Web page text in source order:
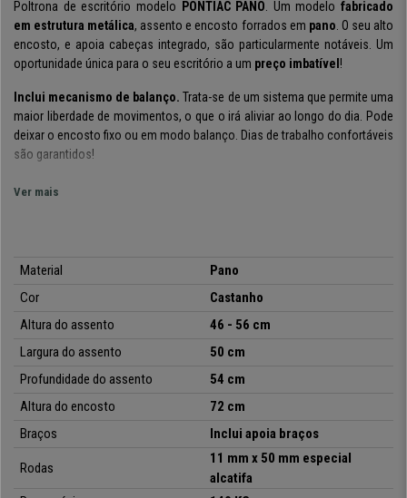
Poltrona de escritório modelo PONTIAC PANO . Um modelo fabricado
em estrutura metálica, assento e encosto forrados em pano . O seu alto
encosto, e apoia cabeças integrado, são particularmente notáveis. Um
oportunidade única para o seu escritório a um preço imbatível!
Inclui mecanismo de balanço. Trata-se de um sistema que permite uma
maior liberdade de movimentos, o que o irá aliviar ao longo do dia. Pode
deixar o encosto fixo ou em modo balanço. Dias de trabalho confortáveis
são garantidos!
Esta cadeira oferece o máximo de conforto
Está forrada em fácil manutenção e limpeza,
particularmente confortável, possui umaestrutura resistente
assegura estabilidade para
máxima comodidade
estilo, egarantemresistência e estabilidade
tambéminserções de pele com almofadas suaves
estar confortável quando necessitar de se apoiar sobre os mesmos.
No CadeirasPro pode comprar este modelo a um preço acessível, com
garantia de 24 meses e envio grátis! Garantimos um serviço completo
Ver mais
Material
Pano
Cor
Castanho
Altura do assento
46 - 56 cm
Largura do assento
50 cm
Profundidade do assento
54 cm
Altura do encosto
72 cm
Braços
Inclui apoia braços
Rodas
11 mm x 50 mm especial
alcatifa